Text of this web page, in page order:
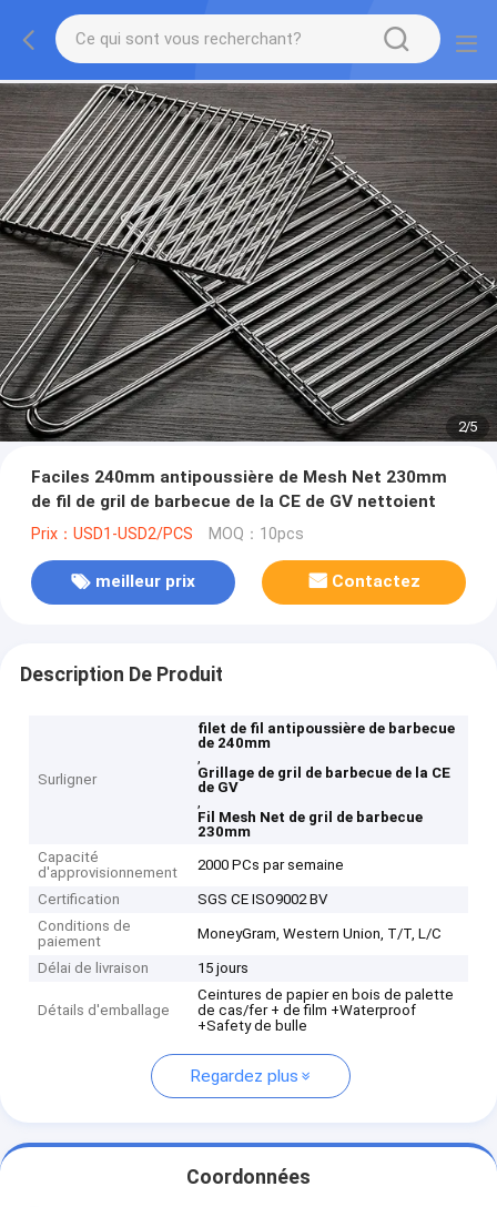
2/5
Faciles 240mm antipoussière de Mesh Net 230mm
de fil de gril de barbecue de la CE de GV nettoient
Prix：USD1-USD2/PCS MOQ：10pcs
meilleur prix Contactez
Description De Produit
Surligner
filet de fil antipoussière de barbecue
de 240mm
,
Grillage de gril de barbecue de la CE
de GV
,
Fil Mesh Net de gril de barbecue
230mm
Capacité
d'approvisionnement
2000 PCs par semaine
Certification
SGS CE ISO9002 BV
Conditions de
paiement
MoneyGram, Western Union, T/T, L/C
Délai de livraison 15 jours
Détails d'emballage
Ceintures de papier en bois de palette
de cas/fer + de film +Waterproof
+Safety de bulle
Regardez plus
Coordonnées